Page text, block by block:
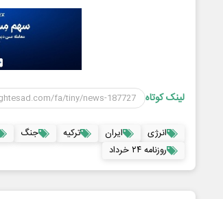
لینک کوتاه
انرژی ایران ترکیه جنگ
روزنامه ۲۴ خرداد